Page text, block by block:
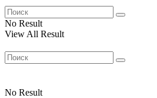
No Result
View All Result
No Result